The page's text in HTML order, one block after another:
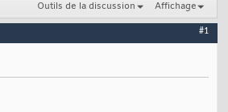
Outils de la discussion Affichage
#1